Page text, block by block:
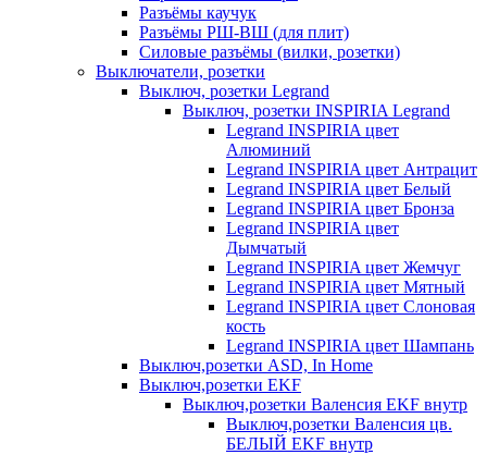
Разъёмы каучук
Разъёмы РШ-ВШ (для плит)
Силовые разъёмы (вилки, розетки)
Выключатели, розетки
Выключ, розетки Legrand
Выключ, розетки INSPIRIA Legrand
Legrand INSPIRIA цвет
Алюминий
Legrand INSPIRIA цвет Антрацит
Legrand INSPIRIA цвет Белый
Legrand INSPIRIA цвет Бронза
Legrand INSPIRIA цвет
Дымчатый
Legrand INSPIRIA цвет Жемчуг
Legrand INSPIRIA цвет Мятный
Legrand INSPIRIA цвет Слоновая
кость
Legrand INSPIRIA цвет Шампань
Выключ,розетки ASD, In Home
Выключ,розетки EKF
Выключ,розетки Валенсия EKF внутр
Выключ,розетки Валенсия цв.
БЕЛЫЙ EKF внутр